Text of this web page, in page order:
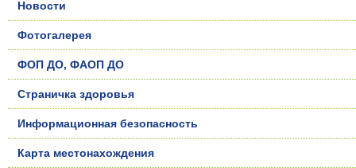
Новости
Фотогалерея
ФОП ДО, ФАОП ДО
Страничка здоровья
Информационная безопасность
Карта местонахождения